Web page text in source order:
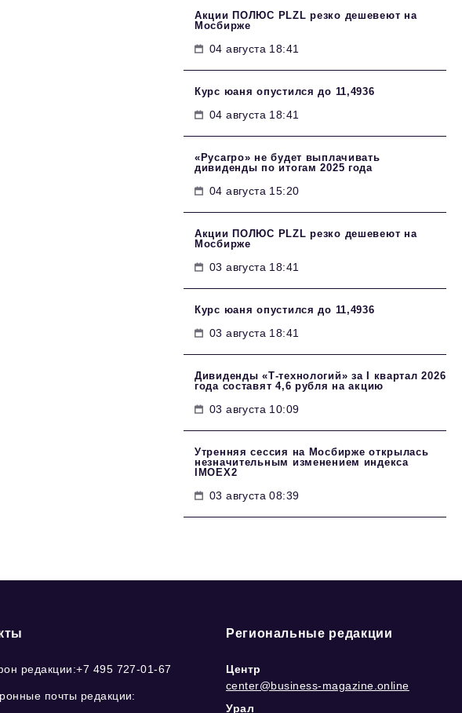
Акции ПОЛЮС PLZL резко дешевеют на
Мосбирже
04 августа 18:41
Курс юаня опустился до 11,4936
04 августа 18:41
«Русагро» не будет выплачивать
дивиденды по итогам 2025 года
04 августа 15:20
Акции ПОЛЮС PLZL резко дешевеют на
Мосбирже
03 августа 18:41
Курс юаня опустился до 11,4936
03 августа 18:41
Дивиденды «Т-технологий» за I квартал 2026
года составят 4,6 рубля на акцию
03 августа 10:09
Утренняя сессия на Мосбирже открылась
незначительным изменением индекса
IMOEX2
03 августа 08:39
редакции:+7 495 727-01-67
почты редакции:
Региональные редакции
Центр
center@business-magazine.online
Урал